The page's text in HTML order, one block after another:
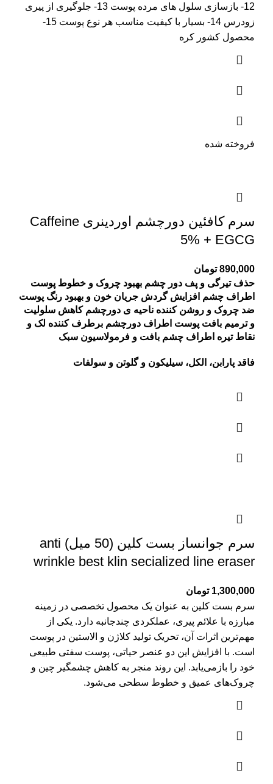
12- بازسازی سلول های مرده پوست 13- جلوگیری از پیری
زودرس 14- بسیار با کیفیت مناسب هر نوع پوست 15-
محصول کشور کره
فروخته شده
سرم کافئین دورچشم اوردینری Caffeine
5% + EGCG
890,000 تومان
حذف تیرگی و پف دور چشم بهبود چروک و خطوط پوست
اطراف چشم افزایش گردش جریان خون و بهبود رنگ پوست
ضد چروک و روشن کننده ناحیه ی دورچشم کاهش سلولیت
و ترمیم بافت پوست اطراف دورچشم برطرف کننده لک و
نقاط تیره اطراف چشم بافت و فرمولاسیون سبک
فاقد پارابن، الکل، سیلیکون و گلوتن و سولفات
سرم جوانساز بست کلین (50 میل) anti
wrinkle best klin secialized line eraser
1,300,000 تومان
سرم بست کلین به عنوان یک محصول تخصصی در زمینه
مبارزه با علائم پیری، عملکردی چندجانبه دارد. یکی از
مهم‌ترین اثرات آن، تحریک تولید کلاژن و الاستین در پوست
است. با افزایش این دو عنصر حیاتی، پوست سفتی طبیعی
خود را بازمی‌یابد. این روند منجر به کاهش چشمگیر چین و
چروک‌های عمیق و خطوط سطحی می‌شود.